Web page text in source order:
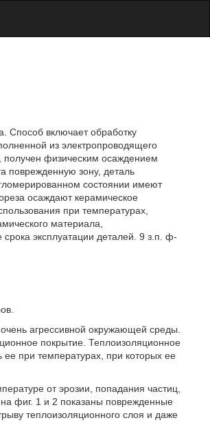
Способ включает обработку
из электропроводящего
получен физическим осаждением
поврежденную зону, деталь
состоянии имеют
осаждают керамическое
при температурах,
материала,
эксплуатации деталей. 9 з.п. ф-
агрессивной окружающей среды.
покрытие. Теплоизоляционное
при температурах, при которых ее
от эрозии, попадания частиц,
фиг. 1 и 2 показаны поврежденные
теплоизоляционного слоя и даже